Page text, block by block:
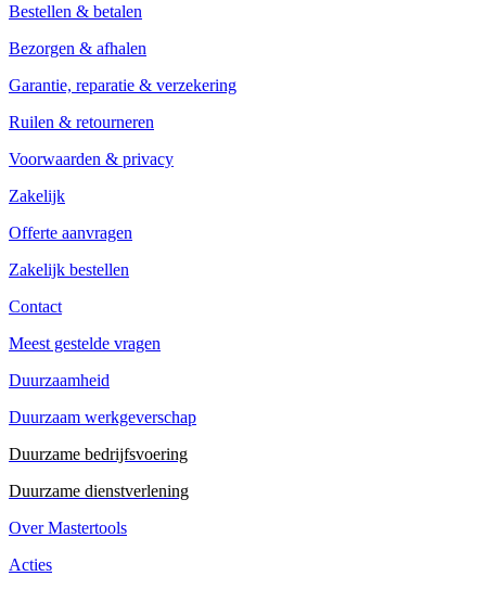
Bestellen & betalen
Bezorgen & afhalen
Garantie, reparatie & verzekering
Ruilen & retourneren
Voorwaarden & privacy
Zakelijk
Offerte aanvragen
Zakelijk bestellen
Contact
Meest gestelde vragen
Duurzaamheid
Duurzaam werkgeverschap
Duurzame bedrijfsvoering
Duurzame dienstverlening
Over Mastertools
Acties